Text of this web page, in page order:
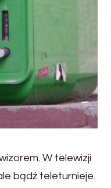
W telewizji
bądź teleturnieje.